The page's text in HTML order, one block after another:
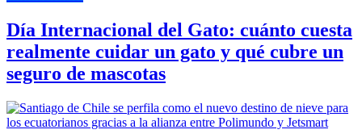
Día Internacional del Gato: cuánto cuesta
realmente cuidar un gato y qué cubre un
seguro de mascotas